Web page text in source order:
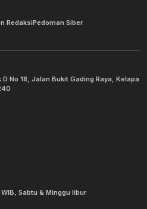
RedaksiPedoman Siber
No 18, Jalan Bukit Gading Raya, Kelapa
Sabtu & Minggu libur